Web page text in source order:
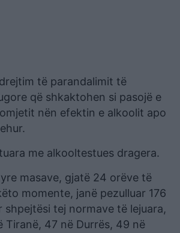
të parandalimit të
që shkaktohen si pasojë e
nën efektin e alkoolit apo
me alkooltestues dragera.
masave, gjatë 24 orëve të
momente, janë pezulluar 176
shpejtësi tej normave të lejuara,
Tiranë, 47 në Durrës, 49 në